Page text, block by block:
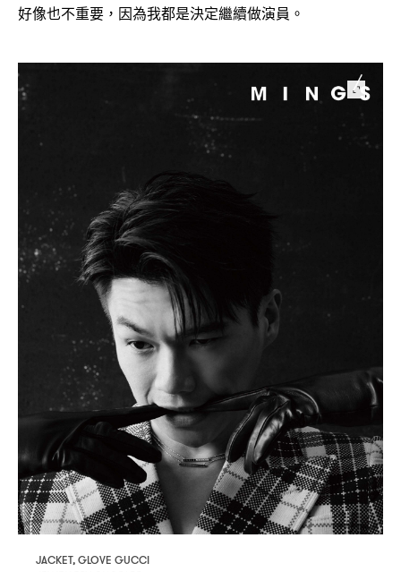
好像也不重要 ， 因為我都是決定繼續做演員。
JACKET, GLOVE GUCCI